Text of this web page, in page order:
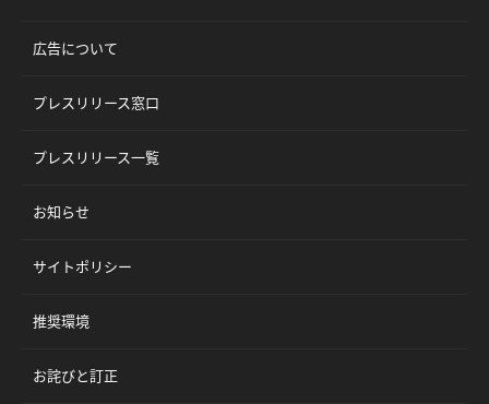
広告について
プレスリリース窓口
プレスリリース一覧
お知らせ
サイトポリシー
推奨環境
お詫びと訂正